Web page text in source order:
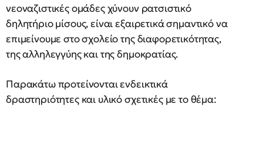
νεοναζιστικές ομάδες χύνουν ρατσιστικό
δηλητήριο μίσους, είναι εξαιρετικά σημαντικό να
επιμείνουμε στο σχολείο της διαφορετικότητας,
της αλληλεγγύης και της δημοκρατίας.
Παρακάτω προτείνονται ενδεικτικά
δραστηριότητες και υλικό σχετικές με το θέμα: